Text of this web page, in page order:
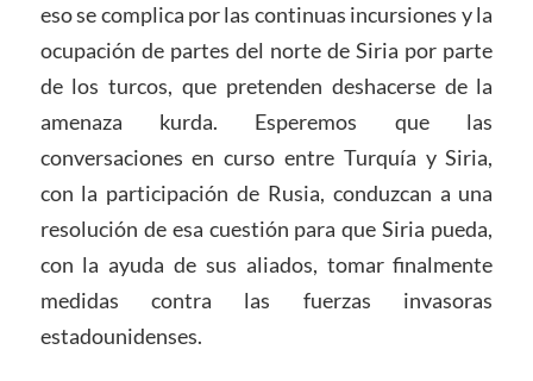
eso se complica por las continuas incursiones y la
ocupación de partes del norte de Siria por parte
de los turcos, que pretenden deshacerse de la
amenaza kurda. Esperemos que las
conversaciones en curso entre Turquía y Siria,
con la participación de Rusia, conduzcan a una
resolución de esa cuestión para que Siria pueda,
con la ayuda de sus aliados, tomar finalmente
medidas contra las fuerzas invasoras
estadounidenses.